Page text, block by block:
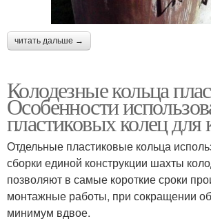
читать дальше →
Колодезные кольца
Особенности
пластиковых колец для
Отдельные пластиковые кольца
сборки единой конструкции шахты
позволяют в самые короткие сроки
монтажные работы, при сокращении
минимум вдвое.